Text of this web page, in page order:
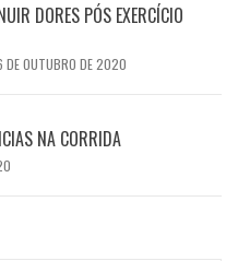
DORES PÓS EXERCÍCIO
DE OUTUBRO DE 2020
NA CORRIDA